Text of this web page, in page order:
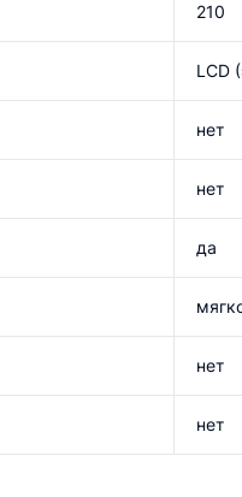
210
LCD
нет
нет
да
нет
нет